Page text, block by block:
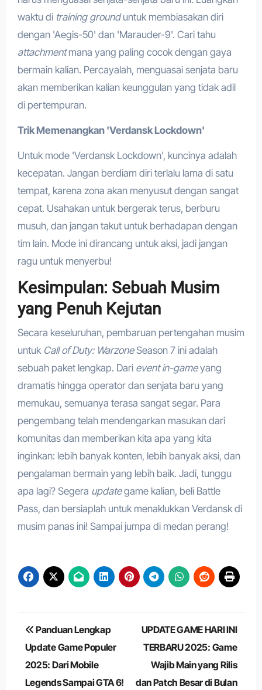
waktu di training grounduntuk membiasakan diri
dengan 'Aegis-50' dan 'Marauder-9'. Cari tahu
attachmentmana yang paling cocok dengan gaya
bermain kalian. Percayalah, menguasai senjata baru
akan memberikan kalian keunggulan yang tidak adil
di pertempuran.
Trik Memenangkan 'Verdansk Lockdown'
Untuk mode 'Verdansk Lockdown', kuncinya adalah
kecepatan. Jangan berdiam diri terlalu lama di satu
tempat, karena zona akan menyusut dengan sangat
cepat. Usahakan untuk bergerak terus, berburu
musuh, dan jangan takut untuk berhadapan dengan
tim lain. Mode ini dirancang untuk aksi, jadi jangan
ragu untuk menyerbu!
Kesimpulan: Sebuah Musim
yang Penuh Kejutan
Secara keseluruhan, pembaruan pertengahan musim
untuk Call of Duty: WarzoneSeason 7 ini adalah
sebuah paket lengkap. Dari event in-gameyang
dramatis hingga operator dan senjata baru yang
memukau, semuanya terasa sangat segar. Para
pengembang telah mendengarkan masukan dari
komunitas dan memberikan kita apa yang kita
inginkan: lebih banyak konten, lebih banyak aksi, dan
pengalaman bermain yang lebih baik. Jadi, tunggu
apa lagi? Segera updategame kalian, beli Battle
Pass, dan bersiaplah untuk menaklukkan Verdansk di
musim panas ini! Sampai jumpa di medan perang!
Navigasi
pos
Panduan Lengkap
Update Game Populer
2025: Dari Mobile
Legends Sampai GTA 6!
UPDATE GAME HARI INI
TERBARU 2025: Game
Wajib Main yang Rilis
dan Patch Besar di Bulan